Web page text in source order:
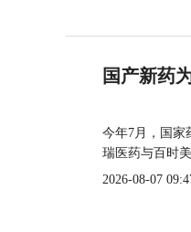
国产新药
今年7月，国家
瑞医药与百时
2026-08-07